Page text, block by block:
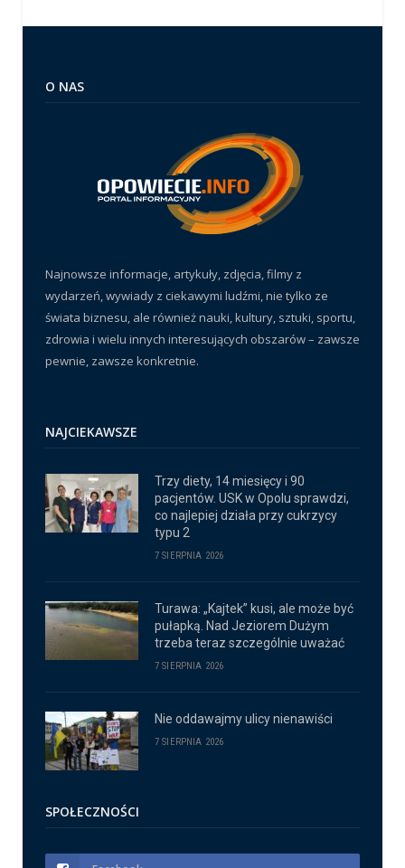
O NAS
Najnowsze informacje, artykuły, zdjęcia, filmy z
wydarzeń, wywiady z ciekawymi ludźmi, nie tylko ze
świata biznesu, ale również nauki, kultury, sztuki, sportu,
zdrowia i wielu innych interesujących obszarów – zawsze
pewnie, zawsze konkretnie.
NAJCIEKAWSZE
Trzy diety, 14 miesięcy i 90
pacjentów. USK w Opolu sprawdzi,
co najlepiej działa przy cukrzycy
typu 2
7 SIERPNIA 2026
Turawa: „Kajtek” kusi, ale może być
pułapką. Nad Jeziorem Dużym
trzeba teraz szczególnie uważać
7 SIERPNIA 2026
Nie oddawajmy ulicy nienawiści
7 SIERPNIA 2026
SPOŁECZNOŚCI